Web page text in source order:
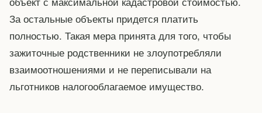
За остальные объекты придется платить
полностью. Такая мера принята для того, чтобы
зажиточные родственники не злоупотребляли
взаимоотношениями и не переписывали на
льготников налогооблагаемое имущество.